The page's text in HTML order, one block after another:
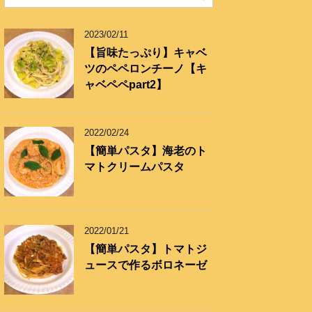
2023/02/11
【旨味たっぷり】キャベ
ツのペペロンチーノ【キ
ャベペペpart2】
2022/02/24
【簡単パスタ】海老のト
マトクリームパスタ
2022/01/21
【簡単パスタ】トマトジ
ュースで作るボロネーゼ